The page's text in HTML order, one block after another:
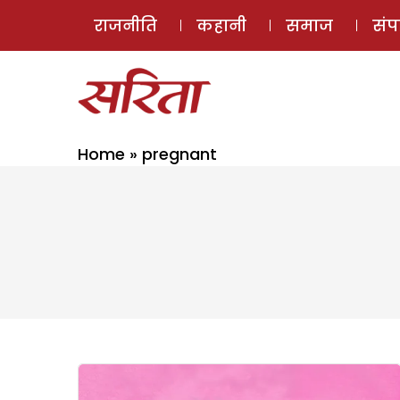
राजनीति कहानी समाज
Home » pregnant